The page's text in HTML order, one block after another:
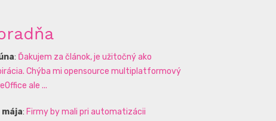
: Ďakujem za článok, je užitočný ako
Chýba mi opensource multiplatformový
ale ...
mája: Firmy by mali pri automatizácii